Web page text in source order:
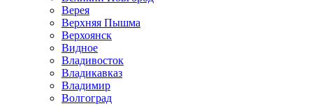
Верея
Верхняя Пышма
Верхоянск
Видное
Владивосток
Владикавказ
Владимир
Волгоград